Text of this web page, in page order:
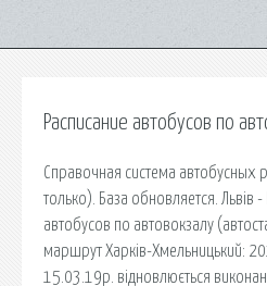
Расписание автобусов по
Справочная система автобусных
только). База обновляется. Львів
автобусов по автовокзалу
маршрут Харків-Хмельницький:
15.03.19р. відновлюється